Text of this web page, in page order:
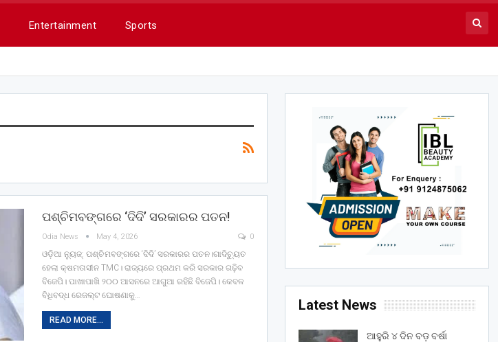
Entertainment Sports
ପଶ୍ଚିମବଙ୍ଗରେ ‘ଦିଦି’ ସରକାରର ପତନ!
Odia News May 4, 2026 0
ଓଡ଼ିଆ ନ୍ୟୁଜ୍: ପଶ୍ଚିମବଙ୍ଗରେ ‘ଦିଦି’ ସରକାରର ପତନ।ଗାଦିଚ୍ୟୁତ
ହେଲା କ୍ଷମତାସୀନ TMC। ରାଜ୍ୟରେ ପ୍ରଥମ କରି ସରକାର ଗଢ଼ିବ
ବିଜେପି। ପାଖାପାଖି ୨୦୦ ଆସନରେ ଆଗୁଆ ରହିଛି ବିଜେପି। କେବଳ
ବିଧିବଦ୍ଧ ରେଜଲ୍ଟ ଘୋଷଣାକୁ…
READ MORE...
Latest News
ଆହୁରି ୪ ଦିନ ବଡ଼ ବର୍ଷା